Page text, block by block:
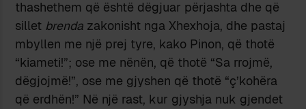
thashethem që është dëgjuar përjashta dhe që
sillet brenda zakonisht nga Xhexhoja, dhe pastaj
mbyllen me një prej tyre, kako Pinon, që thotë
“kiameti!”; ose me nënën, që thotë “Sa rrojmë,
dëgjojmë!”, ose me gjyshen që thotë “ç’kohëra
që erdhën!” Në një rast, kur gjyshja nuk gjendet